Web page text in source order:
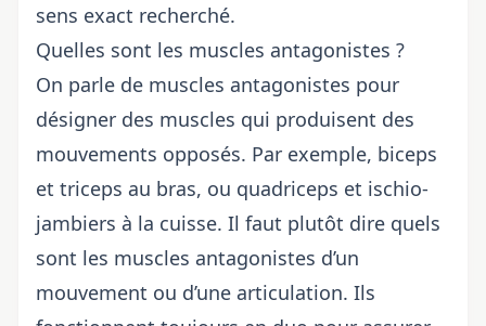
sens exact recherché.
Quelles sont les muscles antagonistes ?
On parle de muscles antagonistes pour
désigner des muscles qui produisent des
mouvements opposés. Par exemple, biceps
et triceps au bras, ou quadriceps et ischio-
jambiers à la cuisse. Il faut plutôt dire quels
sont les muscles antagonistes d’un
mouvement ou d’une articulation. Ils